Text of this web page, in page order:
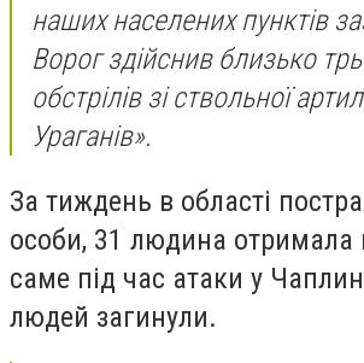
наших населених пунктів
Ворог здійснив близько
обстрілів зі ствольної
Ураганів».
За тиждень в області
особи, 31 людина отримала
саме під час атаки у
людей загинули.